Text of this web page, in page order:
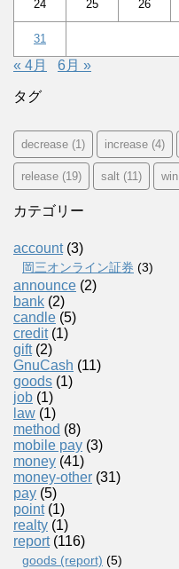
24 25 26
31
« 4月 6月 »
タグ
decrease (1) increase (4)
release (19) salt (11) win
カテゴリー
account(3)
岡三オンライン証券 (3)
announce (2)
bank (2)
candle (5)
credit(1)
gift(2)
GnuCash (11)
goods (1)
job (1)
law (1)
method (8)
mobile pay (3)
money (41)
money-other (31)
pay (5)
point(1)
realty (1)
report(116)
goods (report) (5)